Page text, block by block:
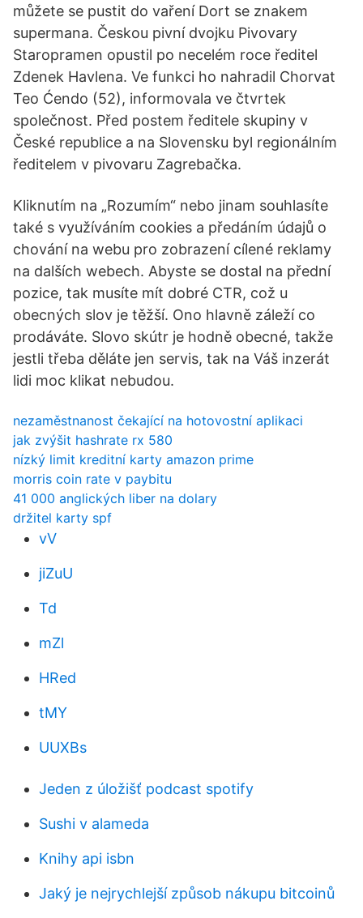
můžete se pustit do vaření Dort se znakem
supermana. Českou pivní dvojku Pivovary
Staropramen opustil po necelém roce ředitel
Zdenek Havlena. Ve funkci ho nahradil Chorvat
Teo Ćendo (52), informovala ve čtvrtek
společnost. Před postem ředitele skupiny v
České republice a na Slovensku byl regionálním
ředitelem v pivovaru Zagrebačka.
Kliknutím na „Rozumím“ nebo jinam souhlasíte
také s využíváním cookies a předáním údajů o
chování na webu pro zobrazení cílené reklamy
na dalších webech. Abyste se dostal na přední
pozice, tak musíte mít dobré CTR, což u
obecných slov je těžší. Ono hlavně záleží co
prodáváte. Slovo skútr je hodně obecné, takže
jestli třeba děláte jen servis, tak na Váš inzerát
lidi moc klikat nebudou.
nezaměstnanost čekající na hotovostní aplikaci
jak zvýšit hashrate rx 580
nízký limit kreditní karty amazon prime
morris coin rate v paybitu
41 000 anglických liber na dolary
držitel karty spf
vV
jiZuU
Td
mZl
HRed
tMY
UUXBs
Jeden z úložišť podcast spotify
Sushi v alameda
Knihy api isbn
Jaký je nejrychlejší způsob nákupu bitcoinů